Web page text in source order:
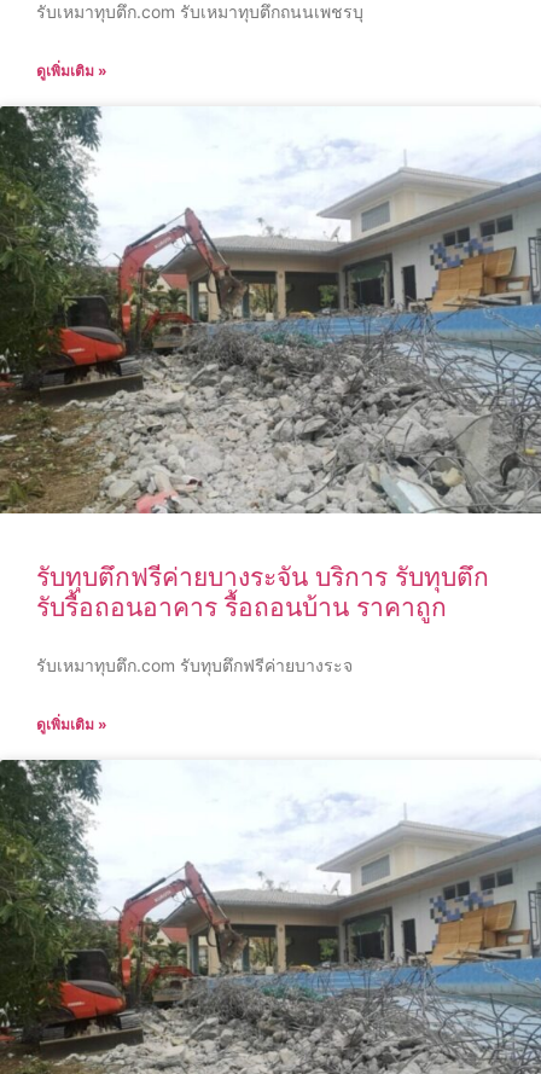
รับเหมาทุบตึก.com รับเหมาทุบตึกถนนเพชรบุ
ดูเพิ่มเติม »
รับทุบตึกฟรีค่ายบางระจัน บริการ รับทุบตึก
รับรื้อถอนอาคาร รื้อถอนบ้าน ราคาถูก
รับเหมาทุบตึก.com รับทุบตึกฟรีค่ายบางระจ
ดูเพิ่มเติม »